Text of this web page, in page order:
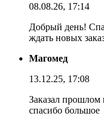
08.08.26, 17:14
Добрый день!
ждать новых
Магомед
13.12.25, 17:08
Заказал
спасибо большое